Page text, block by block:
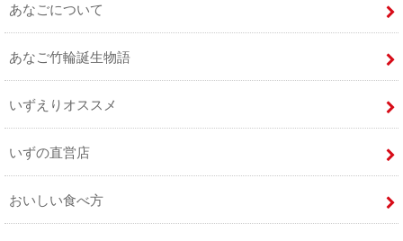
あなごについて
あなご竹輪誕生物語
いずえりオススメ
いずの直営店
おいしい食べ方